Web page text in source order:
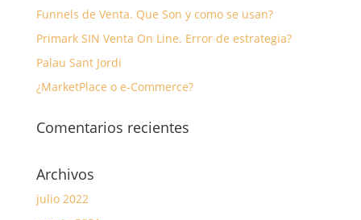
Funnels de Venta. Que Son y como se usan?
Primark SIN Venta On Line. Error de estrategia?
Palau Sant Jordi
¿MarketPlace o e-Commerce?
Comentarios recientes
Archivos
julio 2022